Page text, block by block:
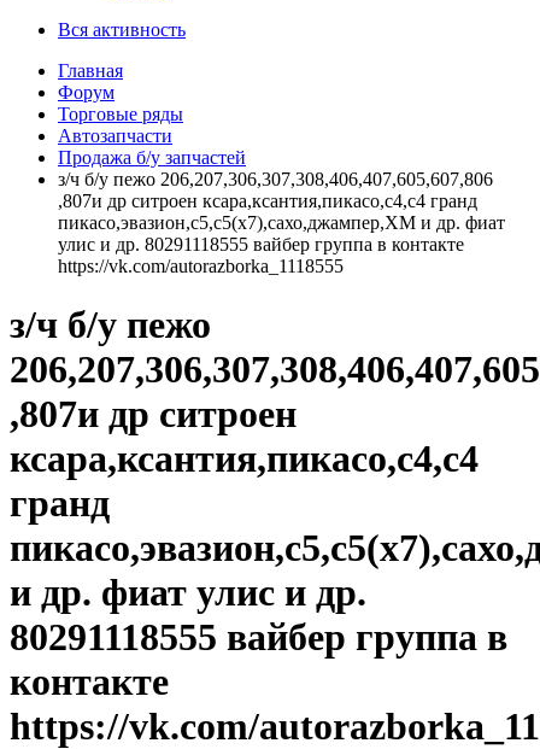
Вся активность
Главная
Форум
Торговые ряды
Автозапчасти
Продажа б/у запчастей
з/ч б/у пежо 206,207,306,307,308,406,407,605,607,806
,807и др ситроен ксара,ксантия,пикасо,с4,с4 гранд
пикасо,эвазион,с5,с5(х7),сахо,джампер,ХМ и др. фиат
улис и др. 80291118555 вайбер группа в контакте
https://vk.com/autorazborka_1118555
з/ч б/у пежо
,807и др ситроен
ксара,ксантия,пикасо,с4,с4
гранд
и др. фиат улис и др.
80291118555 вайбер группа в
контакте
https://vk.com/